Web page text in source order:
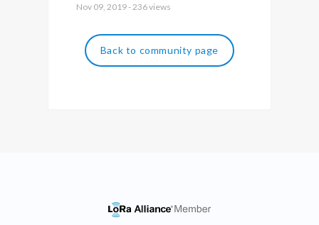
Nov 09, 2019 - 236 views
Back to community page